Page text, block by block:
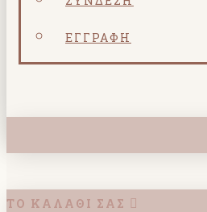
ΕΓΓΡΑΦΉ
ΤΟ ΚΑΛΆΘΙ ΣΑΣ